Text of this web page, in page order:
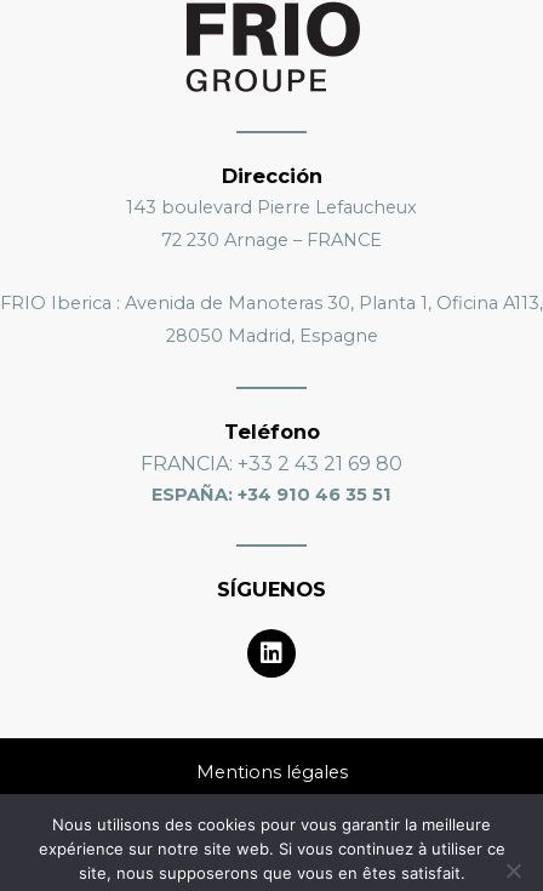
Dirección
143 boulevard Pierre Lefaucheux
72 230 Arnage – FRANCE
FRIO Iberica : Avenida de Manoteras 30, Planta 1, Oficina A113,
28050 Madrid, Espagne
Teléfono
FRANCIA: +33 2 43 21 69 80
ESPAÑA: +34 910 46 35 51
SÍGUENOS
L
i
e
d
i
Mentions légales
Données personnelles
Nous utilisons des cookies pour vous garantir la meilleure
expérience sur notre site web. Si vous continuez à utiliser ce
site, nous supposerons que vous en êtes satisfait.